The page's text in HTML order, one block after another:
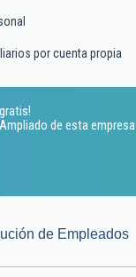
por cuenta propia
de esta empresa
de Empleados